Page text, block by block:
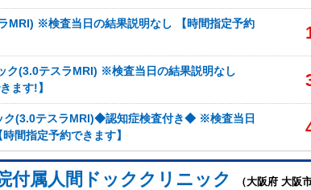
MRI) ※検査当日の結果説明なし 【時間指定予約
ク(3.0テスラMRI) ※検査当日の結果説明なし
ます!】
ク(3.0テスラMRI)◆認知症検査付き◆ ※検査当日
間指定予約できます】
付属人間ドッククリニック （大阪府 大阪